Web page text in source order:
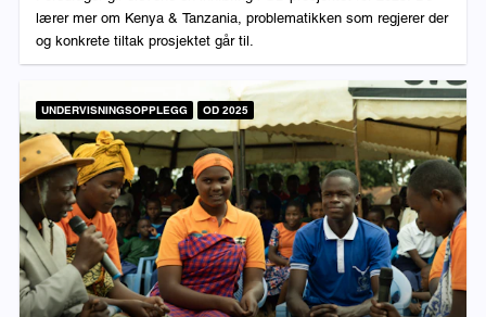
lærer mer om Kenya & Tanzania, problematikken som regjerer der
og konkrete tiltak prosjektet går til.
UNDERVISNINGSOPPLEGG OD 2025